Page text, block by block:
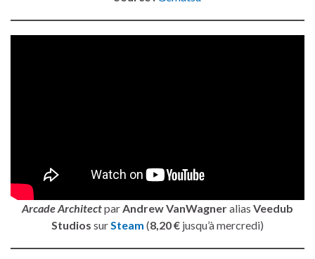
Arcade ArchitectparAndrew VanWagneralias Veedub
Studios surSteam (8,20 € jusqu’à mercredi)